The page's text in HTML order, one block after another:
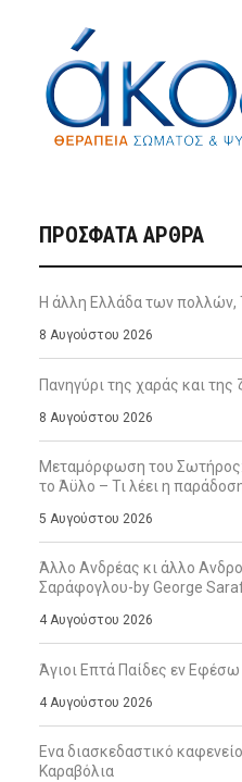
ΠΡΌΣΦΑΤΑ ΆΡΘΡΑ
Η άλλη Ελλάδα των πολλών,
8 Αυγούστου 2026
Πανηγύρι της χαράς και
8 Αυγούστου 2026
Μεταμόρφωση του Σωτήρος:
το Άϋλο – Τι λέει η
5 Αυγούστου 2026
Άλλο Ανδρέας κι άλλο
Σαράφογλου-by George
4 Αυγούστου 2026
Άγιοι Επτά Παίδες εν
4 Αυγούστου 2026
Ενα διασκεδαστικό
Καραβόλια